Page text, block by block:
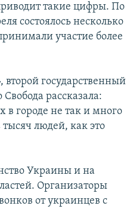
такие цифры. По
состоялось несколько
участие более
государственный
рассказала:
в городе не так и много
людей, как это
Украины и на
Организаторы
от украинцев с